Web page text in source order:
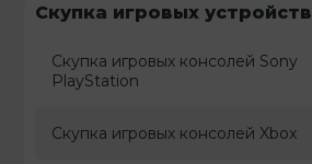
Скупка игровых устройств
Скупка игровых консолей Sony
PlayStation
Скупка игровых консолей Xbox